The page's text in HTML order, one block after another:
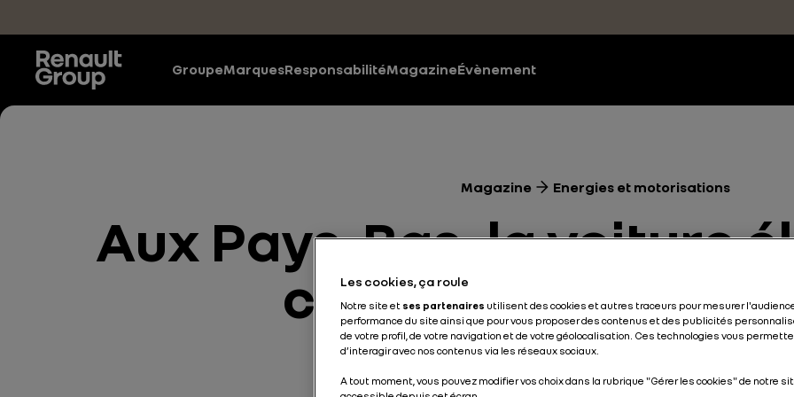
GroupeMarquesResponsabilitéMagazineÉvènement
Magazine Energies et motorisations
Aux Pays-Bas, la voiture
cœur des éco-
Les cookies, ça roule
Notre site et ses partenaires utilisent des cookies et autres traceurs pour mesurer
performance du site ainsi que pour vous proposer des contenus et des publicités
de votre profil, de votre navigation et de votre géolocalisation. Ces technologies vous
d’interagir avec nos contenus via les réseaux sociaux.
A tout moment, vous pouvez modifier vos choix dans la rubrique "Gérer les cookies" de notre